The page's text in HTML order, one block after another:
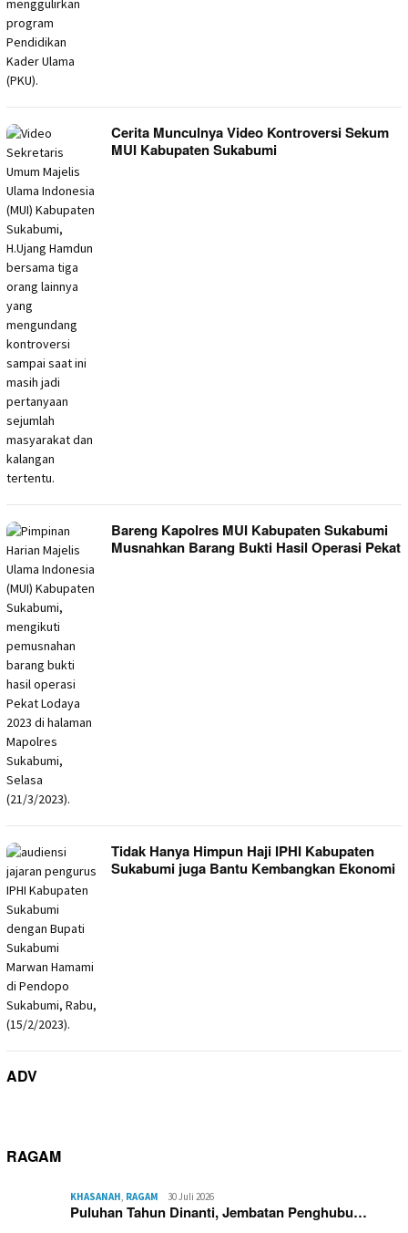
Cerita Munculnya Video Kontroversi Sekum
MUI Kabupaten Sukabumi
Bareng Kapolres MUI Kabupaten Sukabumi
Musnahkan Barang Bukti Hasil Operasi Pekat
Tidak Hanya Himpun Haji IPHI Kabupaten
Sukabumi juga Bantu Kembangkan Ekonomi
ADV
RAGAM
KHASANAH, RAGAM 30 Juli 2026
Puluhan Tahun Dinanti, Jembatan Penghubu…